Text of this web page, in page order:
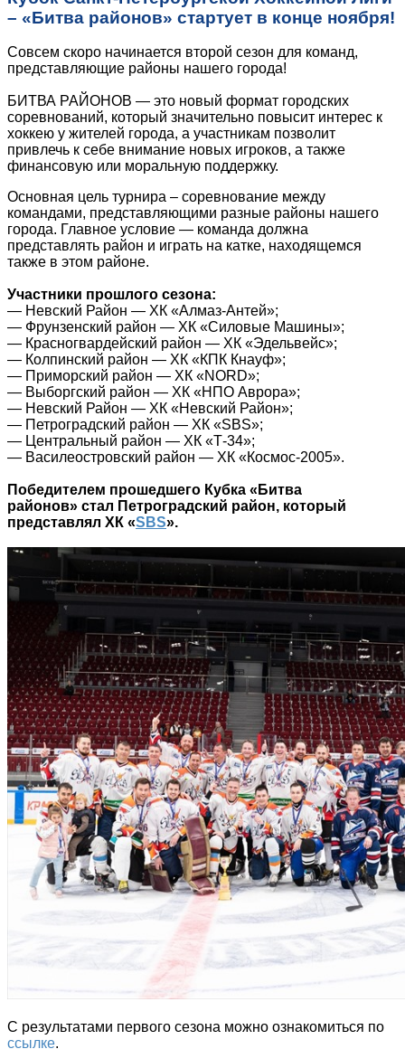
– «Битва районов» стартует в конце ноября!
Совсем скоро начинается второй сезон для команд,
представляющие районы нашего города!
БИТВА РАЙОНОВ — это новый формат городских
соревнований, который значительно повысит интерес к
хоккею у жителей города, а участникам позволит
привлечь к себе внимание новых игроков, а также
финансовую или моральную поддержку.
Основная цель турнира – соревнование между
командами, представляющими разные районы нашего
города. Главное условие — команда должна
представлять район и играть на катке, находящемся
также в этом районе.
Участники прошлого сезона:
— Невский Район — ХК «Алмаз-Антей»;
— Фрунзенский район — ХК «Силовые Машины»;
— Красногвардейский район — ХК «Эдельвейс»;
— Колпинский район — ХК «КПК Кнауф»;
— Приморский район — ХК «NORD»;
— Выборгский район — ХК «НПО Аврора»;
— Невский Район — ХК «Невский Район»;
— Петроградский район — ХК «SBS»;
— Центральный район — ХК «Т-34»;
— Василеостровский район — ХК «Космос-2005».
Победителем прошедшего Кубка «Битва
районов» стал Петроградский район, который
представлял ХК «SBS».
С результатами первого сезона можно ознакомиться по
ссылке.